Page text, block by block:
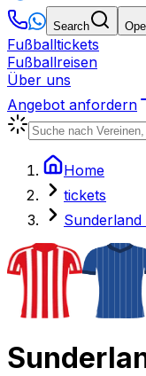
Search
Fußballtickets
Fußballreisen
Über uns
Angebot anfordern
Home
tickets